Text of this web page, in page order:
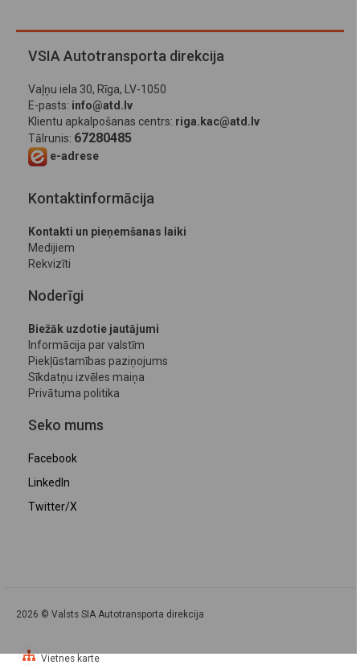
VSIA Autotransporta direkcija
Vaļņu iela 30, Rīga, LV-1050
E-pasts: info@atd.lv
Klientu apkalpošanas centrs: riga.kac@atd.lv
Tālrunis: 67280485
e-adrese
Kontaktinformācija
Kontakti un pieņemšanas laiki
Medijiem
Rekvizīti
Noderīgi
Biežāk uzdotie jautājumi
Informācija par valstīm
Piekļūstamības paziņojums
Sīkdatņu izvēles maiņa
Privātuma politika
Seko mums
Facebook
LinkedIn
Twitter/X
2026 © Valsts SIA Autotransporta direkcija
Vietnes karte